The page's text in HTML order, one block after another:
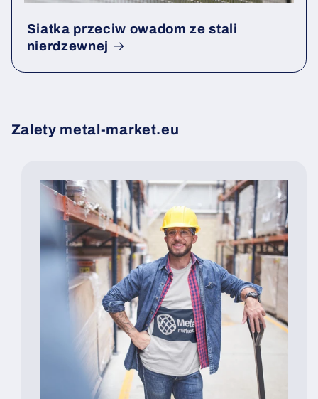
Siatka przeciw owadom ze stali
nierdzewnej
Zalety metal-market.eu